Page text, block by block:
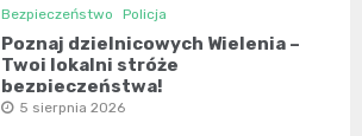
Bezpieczeństwo Policja
Poznaj dzielnicowych Wielenia –
Twoi lokalni stróże
bezpieczeństwa!
5 sierpnia 2026